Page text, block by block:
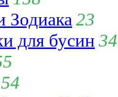
Зодиака 23
для бусин 34